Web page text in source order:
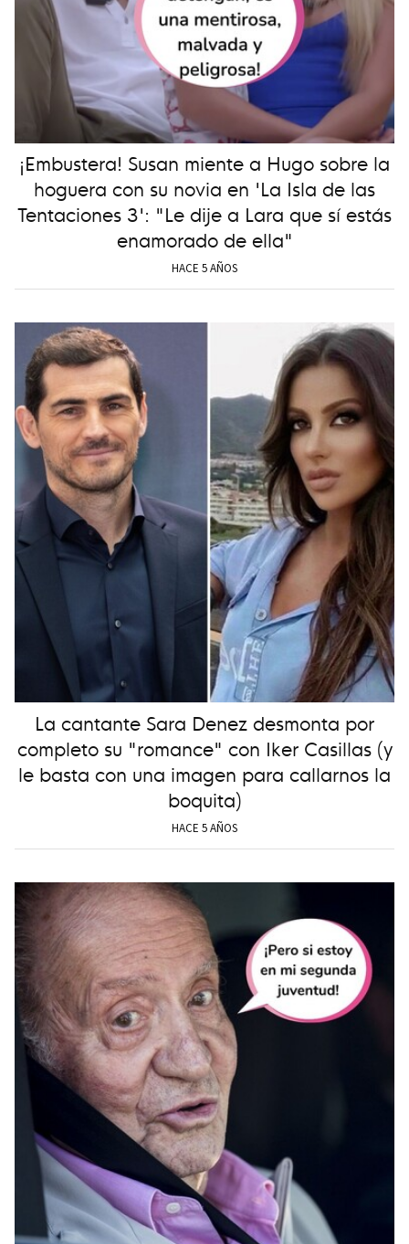
¡Embustera! Susan miente a Hugo sobre la
hoguera con su novia en 'La Isla de las
Tentaciones 3': "Le dije a Lara que sí estás
enamorado de ella"
HACE 5 AÑOS
La cantante Sara Denez desmonta por
completo su "romance" con Iker Casillas (y
le basta con una imagen para callarnos la
boquita)
HACE 5 AÑOS